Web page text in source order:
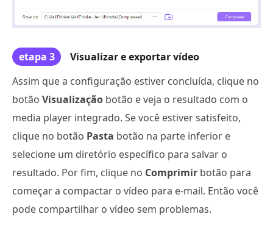
etapa 3
Visualizar e exportar vídeo
Assim que a configuração estiver concluída, clique no
botão Visualização botão e veja o resultado com o
media player integrado. Se você estiver satisfeito,
clique no botão Pasta botão na parte inferior e
selecione um diretório específico para salvar o
resultado. Por fim, clique no Comprimir botão para
começar a compactar o vídeo para e-mail. Então você
pode compartilhar o vídeo sem problemas.